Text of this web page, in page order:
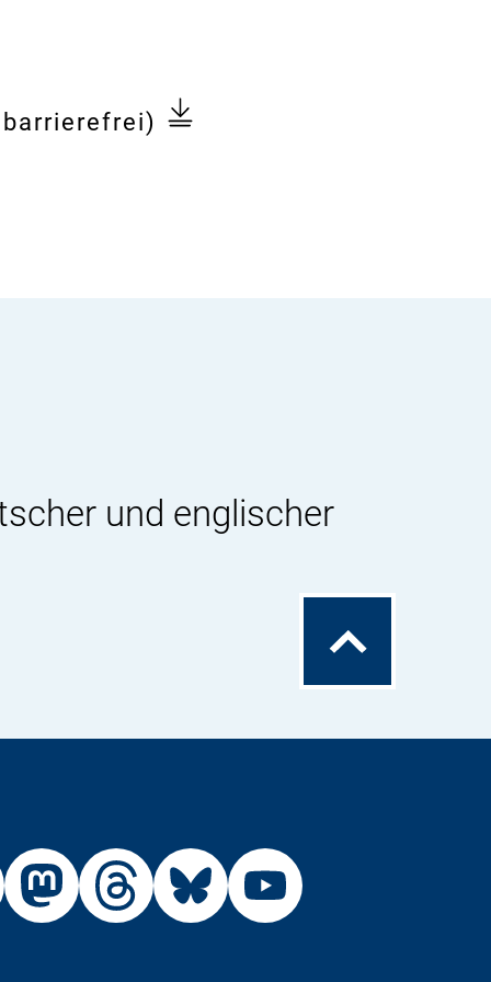
barrierefrei)
und englischer
Zum
Seitenanfang
Externer
Link:
BfR
Externer
Link:
BfR
Externer
Link:
BfR
Externer
Link:
BfR